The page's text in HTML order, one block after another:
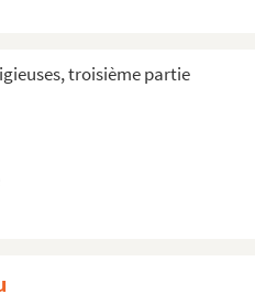
troisième partie